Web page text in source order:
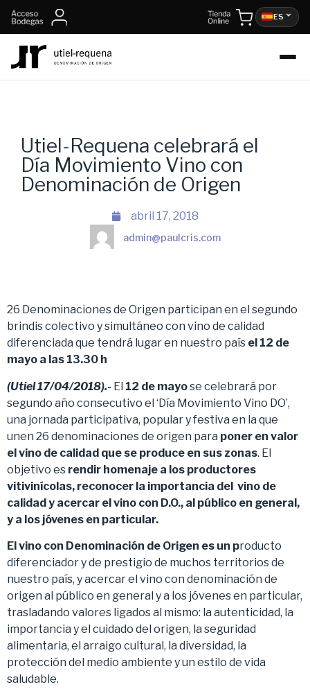
ES
Utiel-Requena celebrará el
Día Movimiento Vino con
Denominación de Origen
abril 17, 2018
admin@paulcris.com
26 Denominaciones de Origen participan en el segundo
brindis colectivo y simultáneo con vino de calidad
diferenciada que tendrá lugar en nuestro país el 12 de
mayo a las 13.30 h
(Utiel 17/04/2018).- El 12 de mayose celebrará por
segundo año consecutivo el ‘Día Movimiento Vino DO’,
una jornada participativa, popular y festiva en la que
unen 26 denominaciones de origen para poner en valor
el vino de calidad que se produce en sus zonas. El
objetivo es rendir homenaje a los productores
vitivinícolas, reconocer la importancia del vino de
calidad y acercar el vino con D.O., al público en general,
y a los jóvenes en particular.
El vino con Denominación de Origen es un producto
diferenciador y de prestigio de muchos territorios de
nuestro país, y acercar el vino con denominación de
origen al público en general y a los jóvenes en particular,
trasladando valores ligados al mismo: la autenticidad, la
importancia y el cuidado del origen, la seguridad
alimentaria, el arraigo cultural, la diversidad, la
protección del medio ambiente y un estilo de vida
saludable.